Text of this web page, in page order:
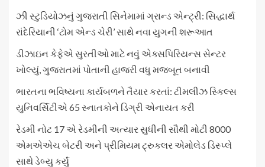
ઝી સ્ટુડિયોઝનું ગુજરાતી સિનેમામાં ગ્રાન્ડ એન્ટ્રી: સિદ્ધાર્થ
રાંદેરિયાની ‘ટોમ એન્ડ ચેરી’ સાથે નવા યુગની શરૂઆત
ડીઝાઇન કેફેએ સુરતીઓ માટે નવું એક્સપિરિયન્સ સેન્ટર
ખોલ્યું, ગુજરાતમાં પોતાની હાજરી વધુ મજબૂત બનાવી
ભારતના ભવિષ્યના કાર્યબળને તૈયાર કરતાં: ટીમલીઝ સ્કિલ્સ
યુનિવર્સિટીએ 65 સ્નાતકોને ડિગ્રી એનાયત કરી
રેડમી નોટ 17 એ રેડમીની અત્યાર સુધીની સૌથી મોટી 8000
એમએએચ બેટરી અને પ્રીમિયમ ટ્રુકલર એમોલેડ ડિસ્પ્લે
સાથે ડેબ્યુ કર્યું